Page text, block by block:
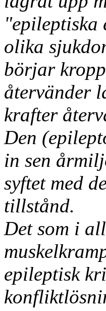
olika
börjar
återvänder
krafter
Den
in sen
syftet med
tillstånd.
Det som i
epileptisk